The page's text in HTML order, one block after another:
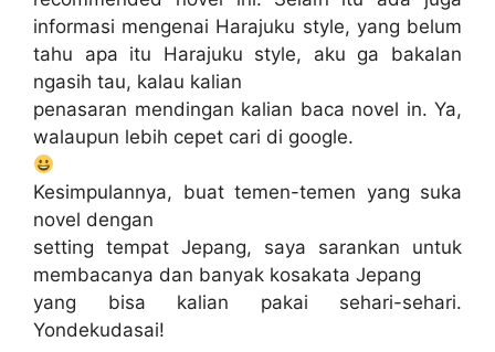
informasi mengenai Harajuku style, yang belum
tahu apa itu Harajuku style, aku ga bakalan
ngasih tau, kalau kalian
penasaran mendingan kalian baca novel in. Ya,
walaupun lebih cepet cari di google.
Kesimpulannya, buat temen-temen yang suka
novel dengan
setting tempat Jepang, saya sarankan untuk
membacanya dan banyak kosakata Jepang
yang bisa kalian pakai sehari-sehari.
Yondekudasai!